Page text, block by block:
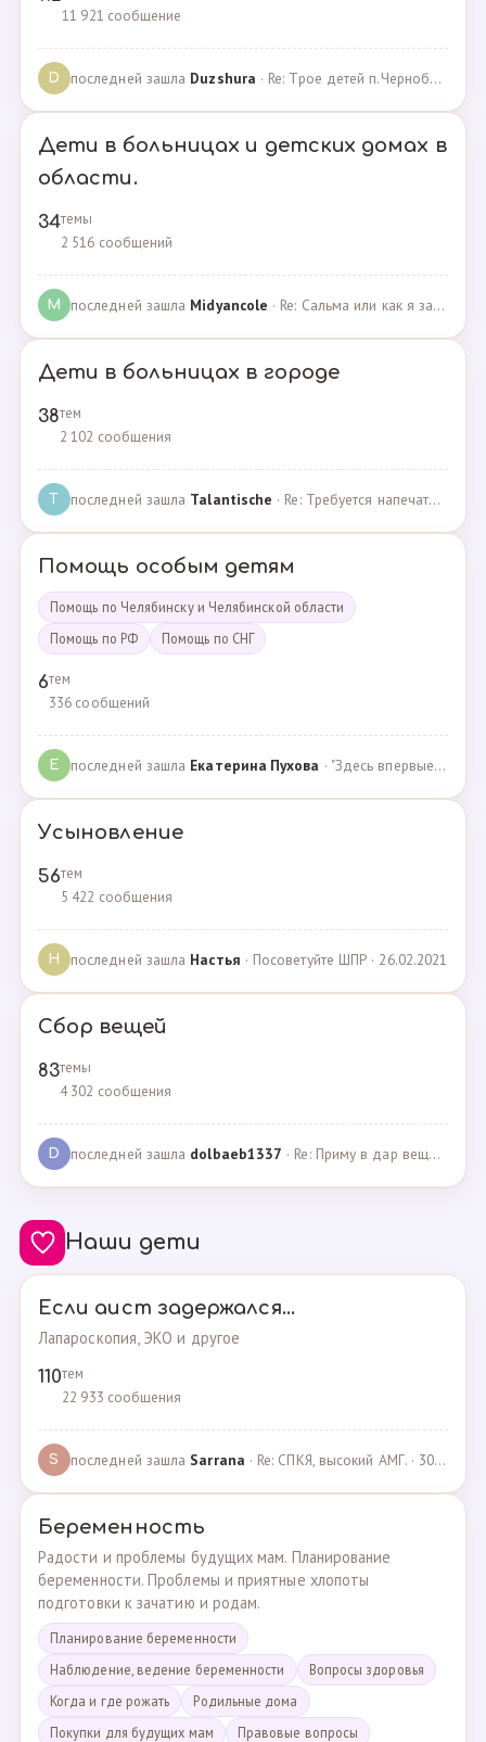
11 921 сообщение
D последней зашла Duzshura · Re: Трое детей п.Черноборский Чесменский район. · 27.06.2024
Дети в больницах и детских домах в
области.
34темы
2 516 сообщений
M последней зашла Midyancole · Re: Сальма или как я захотела помочь взросым сиротам · 16.12.2019
Дети в больницах в городе
38тем
2 102 сообщения
T последней зашла Talantische · Re: Требуется напечатать бейджики · 09.02.2024
Помощь особым детям
Помощь по Челябинску и Челябинской области
Помощь по РФ
Помощь по СНГ
6тем
336 сообщений
Е последней зашла Екатерина Пухова · "Здесь впервые поверили в моего сына и подарили над… · 09.09.2019
Усыновление
56тем
5 422 сообщения
Н последней зашла Настья · Посоветуйте ШПР · 26.02.2021
Сбор вещей
83темы
4 302 сообщения
D последней зашла dolbaeb1337 · Re: Приму в дар вещи на новорождённую девочку · 13.12.2024
Наши дети
Если аист задержался...
Лапароскопия, ЭКО и другое
110тем
22 933 сообщения
S последней зашла Sarrana · Re: СПКЯ, высокий АМГ. · 30.04.2025
Беременность
Радости и проблемы будущих мам. Планирование
беременности. Проблемы и приятные хлопоты
подготовки к зачатию и родам.
Планирование беременности
Наблюдение, ведение беременности
Вопросы здоровья
Когда и где рожать
Родильные дома
Покупки для будущих мам
Правовые вопросы